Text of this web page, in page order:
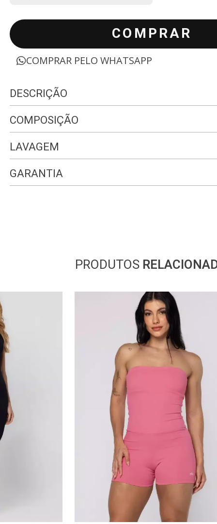
COMPRAR
COMPRAR PELO WHATSAPP
DESCRIÇÃO
Medidas da modelo:
Cintura: 68cm
Quadril: 92cm
COMPOSIÇÃO
LAVAGEM
GARANTIA
PRODUTOS